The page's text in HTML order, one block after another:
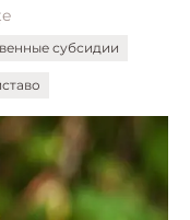
субсидии